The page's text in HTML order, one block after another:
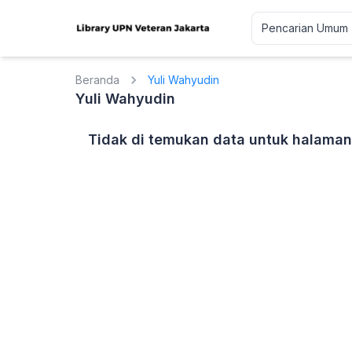
Beranda Yuli Wahyudin
Yuli Wahyudin
Tidak di temukan data untuk